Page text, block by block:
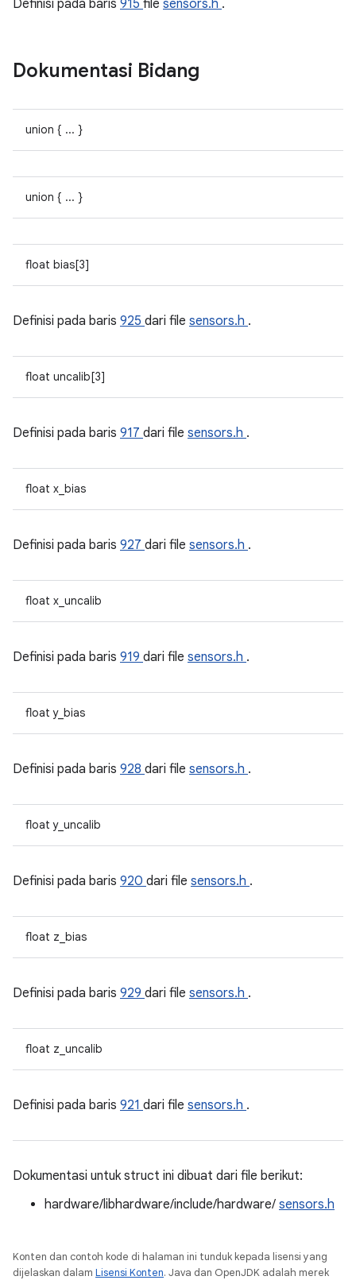
Definisi pada baris 915 file sensors.h .
Dokumentasi Bidang
union { ... }
union { ... }
float bias[3]
Definisi pada baris 925 dari file sensors.h .
float uncalib[3]
Definisi pada baris 917 dari file sensors.h .
float x_bias
Definisi pada baris 927 dari file sensors.h .
float x_uncalib
Definisi pada baris 919 dari file sensors.h .
float y_bias
Definisi pada baris 928 dari file sensors.h .
float y_uncalib
Definisi pada baris 920 dari file sensors.h .
float z_bias
Definisi pada baris 929 dari file sensors.h .
float z_uncalib
Definisi pada baris 921 dari file sensors.h .
Dokumentasi untuk struct ini dibuat dari file berikut:
hardware/libhardware/include/hardware/ sensors.h
Konten dan contoh kode di halaman ini tunduk kepada lisensi yang
dijelaskan dalam Lisensi Konten. Java dan OpenJDK adalah merek